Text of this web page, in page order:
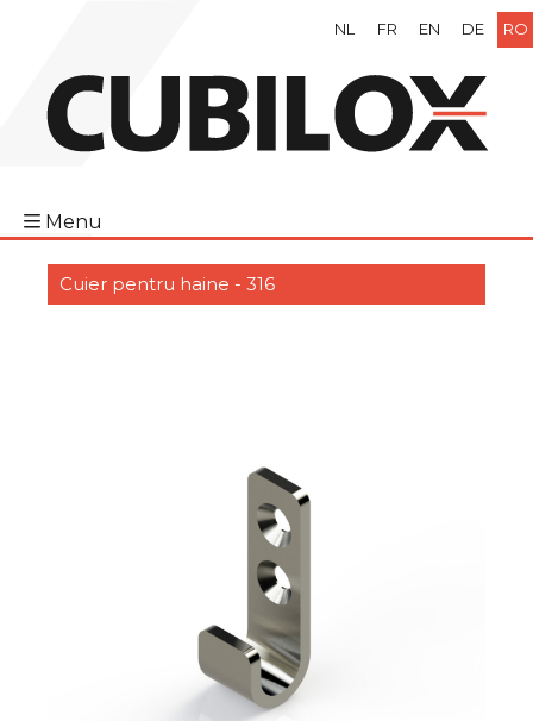
NL FR EN DE RO
Menu
Cuier pentru haine - 316